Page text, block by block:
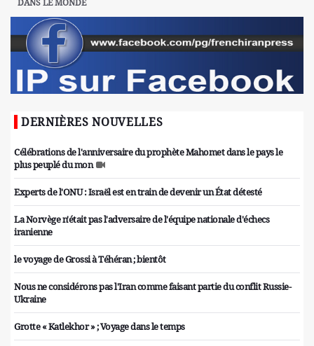
DERNIÈRES NOUVELLES
Célébrations de l'anniversaire du prophète Mahomet dans le pays le
plus peuplé du mon
Experts de l'ONU : Israël est en train de devenir un État détesté
La Norvège n'était pas l'adversaire de l'équipe nationale d'échecs
iranienne
le voyage de Grossi à Téhéran ; bientôt
Nous ne considérons pas l'Iran comme faisant partie du conflit Russie-
Ukraine
Grotte « Katlekhor » ; Voyage dans le temps